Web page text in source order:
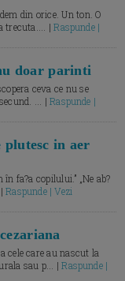
din orice. Un ton. O
trecuta.... |Raspunde |
doar parinti
ceva ce nu se
... |Raspunde |
in aer
fa?a copilului.” „Ne ab?
|Raspunde | Vezi
cele care au nascut la
sau p... |Raspunde |